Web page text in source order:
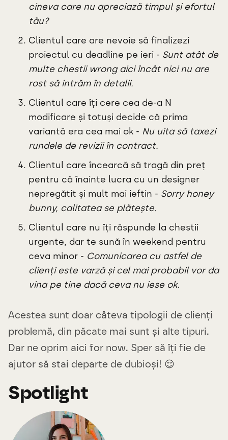
cineva care nu apreciază timpul și efortul
tău?
Clientul care are nevoie să finalizezi
proiectul cu deadline pe ieri - Sunt atât de
multe chestii wrong aici încât nici nu are
rost să intrăm în detalii.
Clientul care îți cere cea de-a N
modificare și totuși decide că prima
variantă era cea mai ok - Nu uita să taxezi
rundele de revizii în contract.
Clientul care încearcă să tragă din preț
pentru că înainte lucra cu un designer
nepregătit și mult mai ieftin - Sorry honey
bunny, calitatea se plătește.
Clientul care nu îți răspunde la chestii
urgente, dar te sună în weekend pentru
ceva minor - Comunicarea cu astfel de
clienți este varză și cel mai probabil vor da
vina pe tine dacă ceva nu iese ok.
Acestea sunt doar câteva tipologii de clienți
problemă, din păcate mai sunt și alte tipuri.
Dar ne oprim aici for now. Sper să îți fie de
ajutor să stai departe de dubioși! 😌
Spotlight